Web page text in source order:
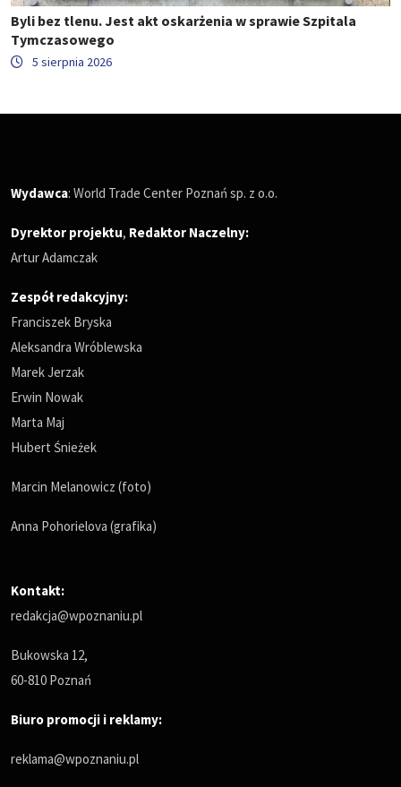
Byli bez tlenu. Jest akt oskarżenia w sprawie Szpitala
Tymczasowego
5 sierpnia 2026
Wydawca: World Trade Center Poznań sp. z o.o.
Dyrektor projektu, Redaktor Naczelny:
Artur Adamczak
Zespół redakcyjny:
Franciszek Bryska
Aleksandra Wróblewska
Marek Jerzak
Erwin Nowak
Marta Maj
Hubert Śnieżek
Marcin Melanowicz (foto)
Anna Pohorielova (grafika)
Kontakt:
redakcja@wpoznaniu.pl
Bukowska 12,
60-810 Poznań
Biuro promocji i reklamy:
reklama@wpoznaniu.pl